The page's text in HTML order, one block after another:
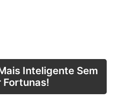
Inteligente Sem
Fortunas!